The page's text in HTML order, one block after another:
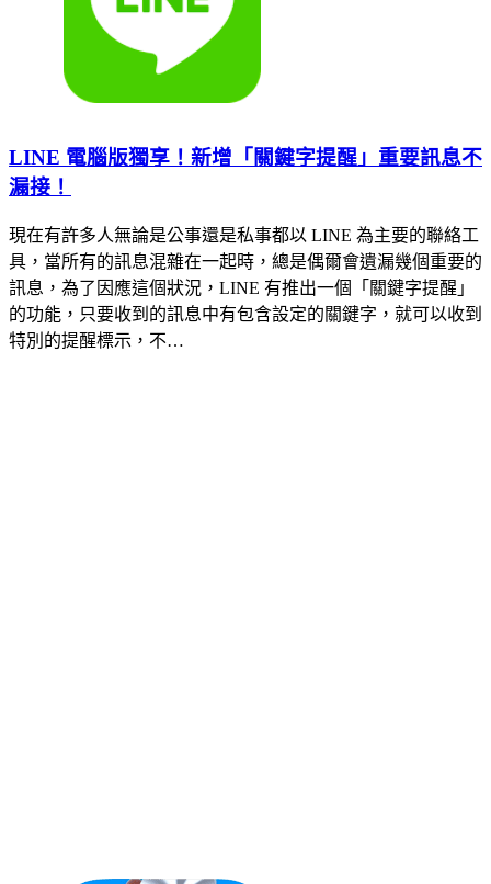
LINE 電腦版獨享！新增「關鍵字提醒」重要訊息不
漏接！
現在有許多人無論是公事還是私事都以 LINE 為主要的聯絡工
具，當所有的訊息混雜在一起時，總是偶爾會遺漏幾個重要的
訊息，為了因應這個狀況，LINE 有推出一個「關鍵字提醒」
的功能，只要收到的訊息中有包含設定的關鍵字，就可以收到
特別的提醒標示，不…